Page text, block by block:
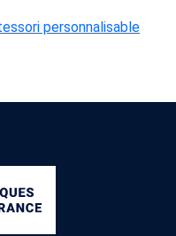
personnalisable